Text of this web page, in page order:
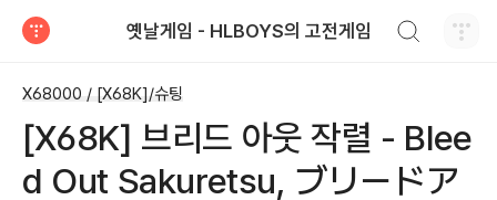
옛날게임 - HLBOYS의 고전게임
X68000 / [X68K]/슈팅
[X68K] 브리드 아웃 작렬 - Blee
d Out Sakuretsu, ブリードア